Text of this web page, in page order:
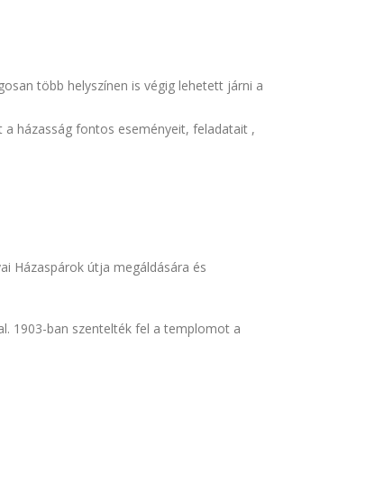
több helyszínen is végig lehetett járni a
házasság fontos eseményeit, feladatait ,
Házaspárok útja megáldására és
1903-ban szentelték fel a templomot a